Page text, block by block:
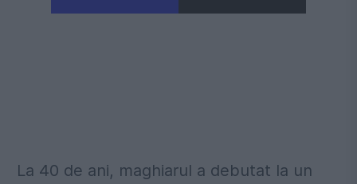
La 40 de ani, maghiarul a debutat la un